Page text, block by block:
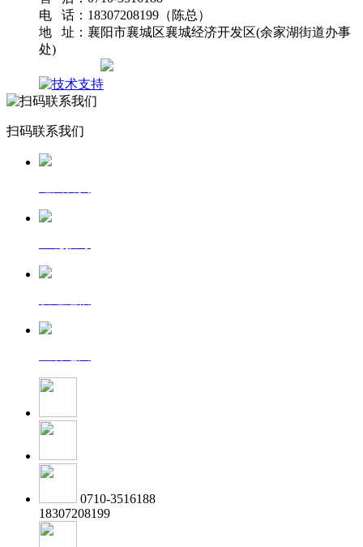
电 话：18307208199（陈总）
地 址：襄阳市襄城区襄城经济开发区(余家湖街道办事
处)
扫码联系我们
0710-3516188
18307208199